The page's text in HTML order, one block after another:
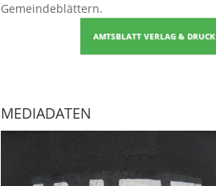
Gemeindeblättern.
AMTSBLATT VERLAG & DRUCK
MEDIADATEN